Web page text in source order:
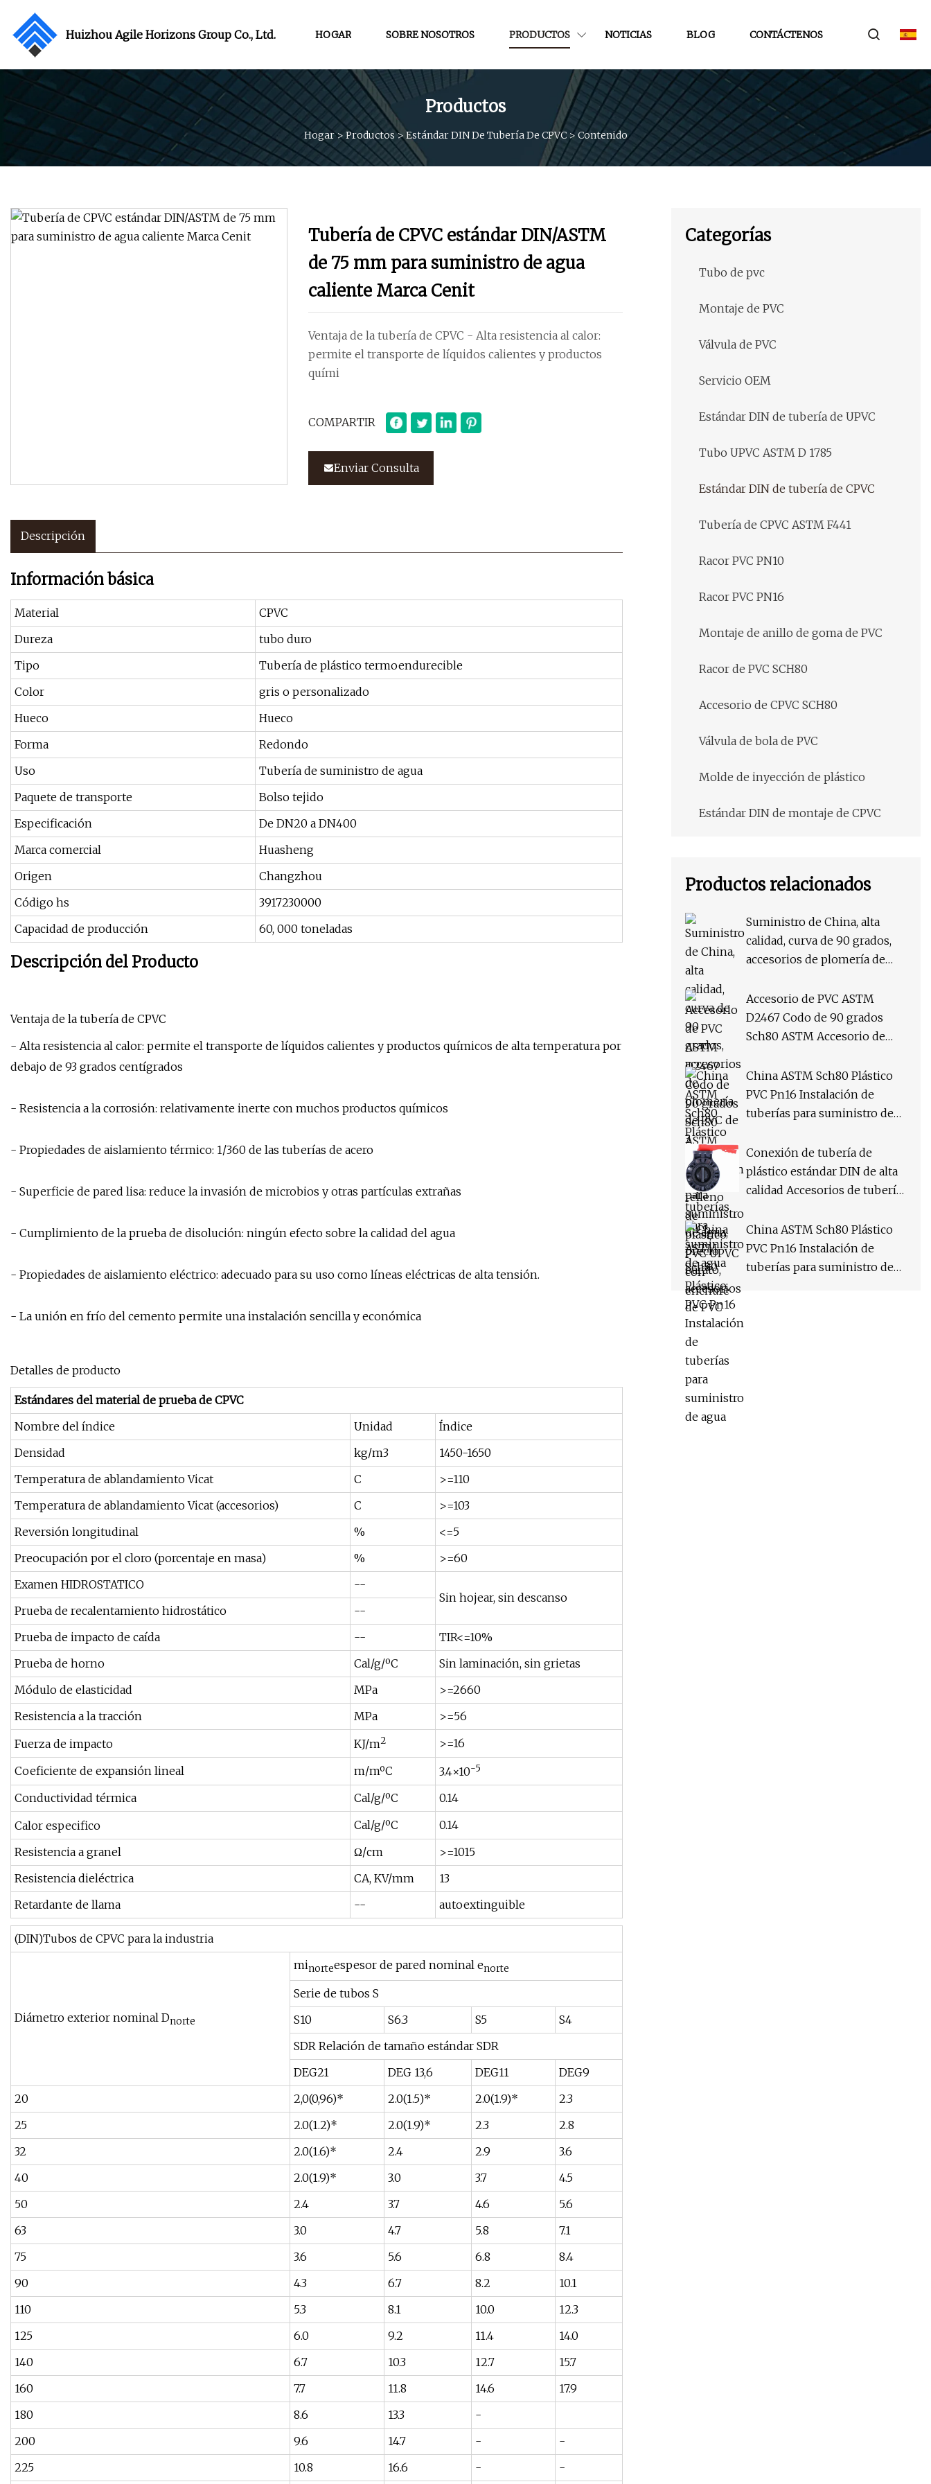
Huizhou Agile Horizons Group Co., Ltd. HOGAR SOBRE NOSOTROS PRODUCTOS NOTICIAS BLOG CONTÁCTENOS
Productos
Hogar> Productos> Estándar DIN De Tubería De CPVC> Contenido
Tubería de CPVC estándar DIN/ASTM
de 75 mm para suministro de agua
caliente Marca Cenit
Ventaja de la tubería de CPVC - Alta resistencia al calor:
permite el transporte de líquidos calientes y productos
quími
COMPARTIR
Enviar Consulta
Descripción
Información básica
Material
CPVC
Dureza
tubo duro
Tipo
Tubería de plástico termoendurecible
Color
gris o personalizado
Hueco
Hueco
Forma
Redondo
Uso
Tubería de suministro de agua
Paquete de transporte
Bolso tejido
Especificación
De DN20 a DN400
Marca comercial
Huasheng
Origen
Changzhou
Código hs
3917230000
Capacidad de producción
60, 000 toneladas
Descripción del Producto
Ventaja de la tubería de CPVC
- Alta resistencia al calor: permite el transporte de líquidos calientes y productos químicos de alta temperatura por
debajo de 93 grados centígrados
- Resistencia a la corrosión: relativamente inerte con muchos productos químicos
- Propiedades de aislamiento térmico: 1/360 de las tuberías de acero
- Superficie de pared lisa: reduce la invasión de microbios y otras partículas extrañas
- Cumplimiento de la prueba de disolución: ningún efecto sobre la calidad del agua
- Propiedades de aislamiento eléctrico: adecuado para su uso como líneas eléctricas de alta tensión.
- La unión en frío del cemento permite una instalación sencilla y económica
Detalles de producto
Estándares del material de prueba de CPVC
Nombre del índice
Unidad
Índice
Densidad
kg/m3
1450-1650
Temperatura de ablandamiento Vicat
C
>=110
Temperatura de ablandamiento Vicat (accesorios)
C
>=103
Reversión longitudinal
%
<=5
Preocupación por el cloro (porcentaje en masa)
%
>=60
Examen HIDROSTATICO
--
Sin hojear, sin descanso
Prueba de recalentamiento hidrostático
--
Prueba de impacto de caída
--
TIR<=10%
Prueba de horno
Cal/g/ºC
Sin laminación, sin grietas
Módulo de elasticidad
MPa
>=2660
Resistencia a la tracción
MPa >=56
Fuerza de impacto KJ/m2
>=16
Coeficiente de expansión lineal
m/mºC 3.4×10-5
Conductividad térmica Cal/g/ºC 0.14
Calor especifico Cal/g/ºC
0.14
Resistencia a granel
Ω/cm
>=1015
Resistencia dieléctrica
CA, KV/mm
13
Retardante de llama
-- autoextinguible
(DIN)Tubos de CPVC para la industria
Diámetro exterior nominal Dnorte
minorteespesor de pared nominal enorte
Serie de tubos S
S10
S6.3 S5
S4
SDR Relación de tamaño estándar SDR
DEG21
DEG 13,6 DEG11
DEG9
20
2,0(0,96)* 2.0(1.5)* 2.0(1.9)*
2.3
25
2.0(1.2)* 2.0(1.9)* 2.3
2.8
32
2.0(1.6)* 2.4 2.9
3.6
40
2.0(1.9)* 3.0 3.7
4.5
50
2.4 3.7 4.6
5.6
63
3.0 4.7 5.8
7.1
75
3.6 5.6 6.8
8.4
90
4.3 6.7 8.2
10.1
110
5.3 8.1 10.0
12.3
125
6.0 9.2 11.4
14.0
140
6.7 10.3 12.7
15.7
160
7.7 11.8 14.6
17.9
180
8.6 13.3
-
200
9.6 14.7 -
-
225
10.8 16.6 - -
Categorías
Tubo de pvc
Montaje de PVC
Válvula de PVC
Servicio OEM
Estándar DIN de tubería de UPVC
Tubo UPVC ASTM D 1785
Estándar DIN de tubería de CPVC
Tubería de CPVC ASTM F441
Racor PVC PN10
Racor PVC PN16
Montaje de anillo de goma de PVC
Racor de PVC SCH80
Accesorio de CPVC SCH80
Válvula de bola de PVC
Molde de inyección de plástico
Estándar DIN de montaje de CPVC
Productos relacionados
Suministro de China, alta
calidad, curva de 90 grados,
accesorios de plomería de
suministro de agua, precio
barato, accesorios de PVC
Accesorio de PVC ASTM
D2467 Codo de 90 grados
Sch80 ASTM Accesorio de
con enchufe
China ASTM Sch80 Plástico
PVC Pn16 Instalación de
tuberías para suministro de
Conexión de tubería de
plástico estándar DIN de alta
calidad Accesorios de tubería
Conexión de tubería de
presión UPVC para aplicación
de sistema industrial ASTM
China ASTM Sch80 Plástico
PVC Pn16 Instalación de
tuberías para suministro de